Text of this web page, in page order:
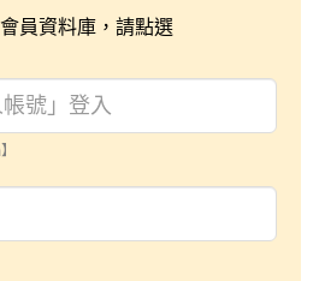
員資料庫，請點選